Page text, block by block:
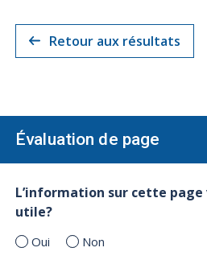
Retour aux résultats
Évaluation de page
L’information sur cette
utile?
Oui Non